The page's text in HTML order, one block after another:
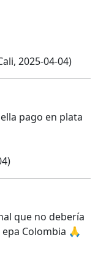
2025-04-04)
pago en plata
que no debería
Colombia 🙏